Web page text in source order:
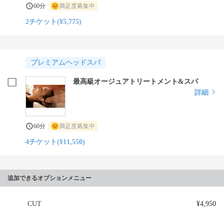
60分 満足度募集中
2チケット(¥5,775)
プレミアムヘッドスパ
最高級オージュアトリートメント&スパ
詳細
60分 満足度募集中
4チケット(¥11,550)
追加できるオプションメニュー
CUT ¥4,950